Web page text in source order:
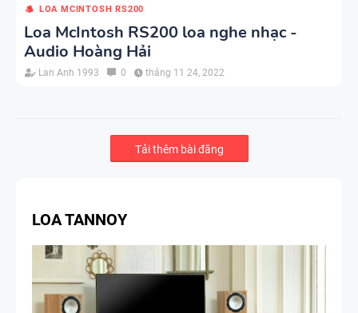
LOA MCINTOSH RS200
Loa McIntosh RS200 loa nghe nhạc -
Audio Hoàng Hải
Lan Anh 1993 0 tháng 11 24, 2022
Tải thêm bài đăng
LOA TANNOY